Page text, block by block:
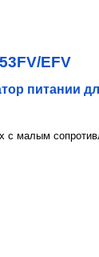
EFV
питании
с малым